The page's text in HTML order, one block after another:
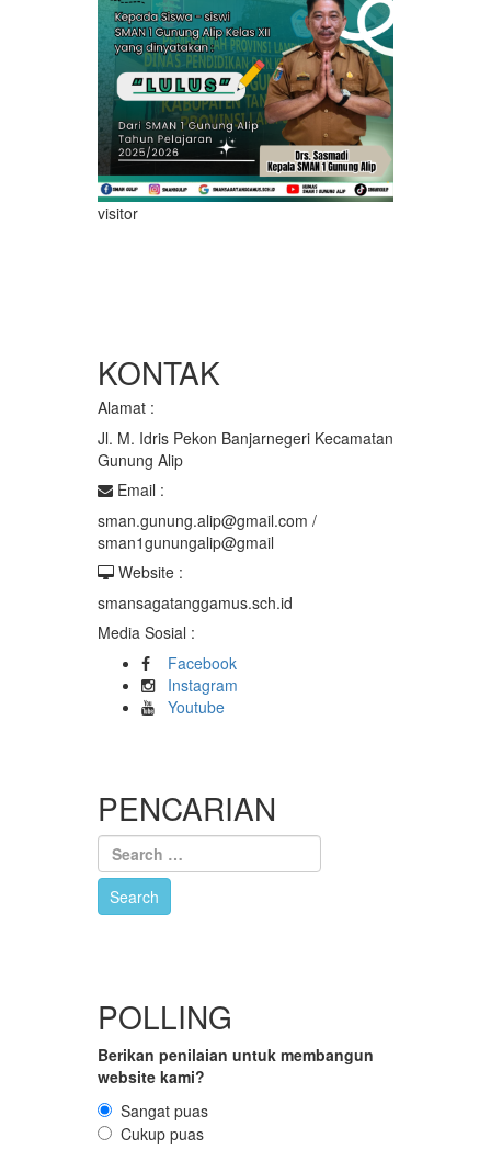
visitor
KONTAK
Alamat :
Jl. M. Idris Pekon Banjarnegeri Kecamatan
Gunung Alip
Email :
sman.gunung.alip@gmail.com /
sman1gunungalip@gmail
Website :
smansagatanggamus.sch.id
Media Sosial :
Facebook
Instagram
Youtube
PENCARIAN
POLLING
Berikan penilaian untuk membangun
website kami?
Sangat puas
Cukup puas